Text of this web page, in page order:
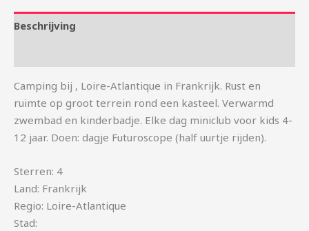
Beschrijving
Camping bij , Loire-Atlantique in Frankrijk. Rust en
ruimte op groot terrein rond een kasteel. Verwarmd
zwembad en kinderbadje. Elke dag miniclub voor kids 4-
12 jaar. Doen: dagje Futuroscope (half uurtje rijden).
Sterren: 4
Land: Frankrijk
Regio: Loire-Atlantique
Stad: